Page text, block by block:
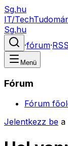
Sg.hu
IT/Tech
Sg.hu
·fórum·RSS
Menü
Fórum
Fórum
Jelentkezz be a